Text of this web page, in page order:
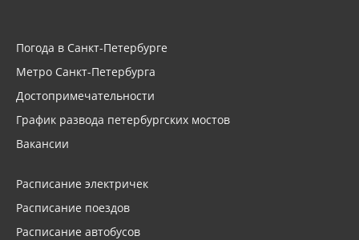
Погода в Санкт-Петербурге
Метро Санкт-Петербурга
Достопримечательности
График развода петербургских мостов
Вакансии
Расписание электричек
Расписание поездов
Расписание автобусов